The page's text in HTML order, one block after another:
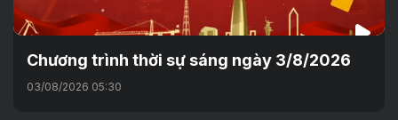
Chương trình thời sự sáng ngày 3/8/2026
03/08/2026 05:30